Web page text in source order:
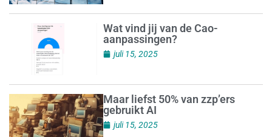
Wat vind jij van de Cao-
aanpassingen?
juli 15, 2025
Maar liefst 50% van zzp’ers
gebruikt AI
juli 15, 2025